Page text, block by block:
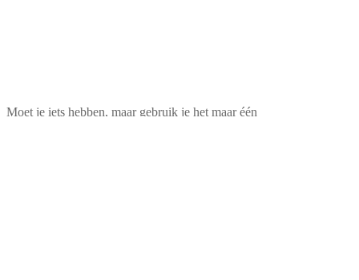
Moet je iets hebben, maar gebruik je het maar één